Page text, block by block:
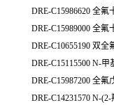
DRE-C15986620 全氟
DRE-C15989000 全氟
DRE-C10655190 双全
DRE-C15115500 N-甲
DRE-C15987200 全氟
DRE-C14231570 N-